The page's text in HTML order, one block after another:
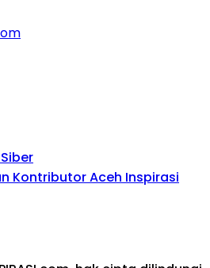
Kontributor Aceh Inspirasi